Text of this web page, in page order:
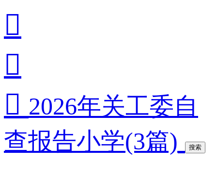


 2026年关工委自
查报告小学(3篇)
搜索